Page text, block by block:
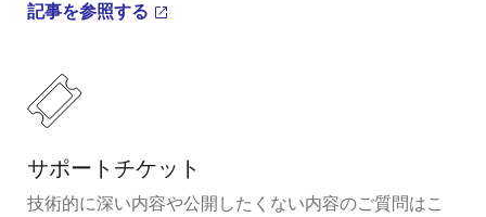
記事を参照する
サポートチケット
技術的に深い内容や公開したくない内容のご質問はこ